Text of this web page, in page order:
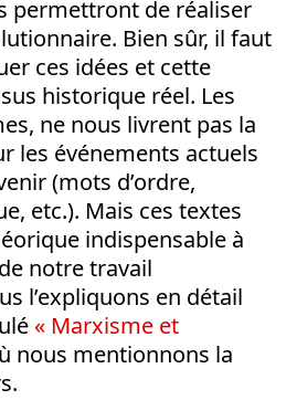
permettront de réaliser
Bien sûr, il faut
ces idées et cette
historique réel. Les
ne nous livrent pas la
les événements actuels
(mots d’ordre,
etc.). Mais ces textes
indispensable à
notre travail
l’expliquons en détail
« Marxisme et
nous mentionnons la